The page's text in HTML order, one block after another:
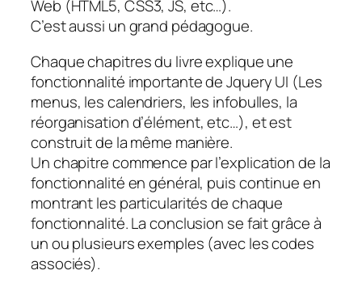
Web (HTML5, CSS3, JS, etc…).
C’est aussi un grand pédagogue.
Chaque chapitres du livre explique une
fonctionnalité importante de Jquery UI (Les
menus, les calendriers, les infobulles, la
réorganisation d’élément, etc…), et est
construit de la même manière.
Un chapitre commence par l’explication de la
fonctionnalité en général, puis continue en
montrant les particularités de chaque
fonctionnalité. La conclusion se fait grâce à
un ou plusieurs exemples (avec les codes
associés).